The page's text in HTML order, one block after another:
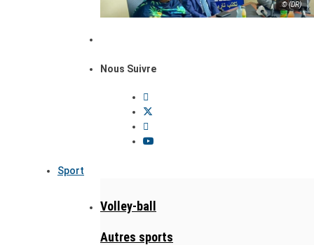
© (DR)
Nous Suivre
Sport
Volley-ball
Autres sports